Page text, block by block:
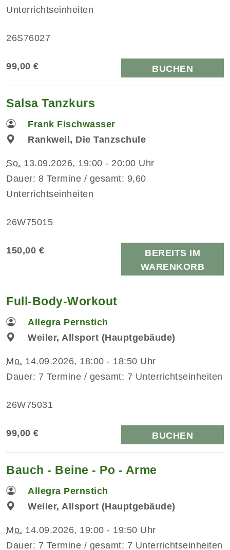
Unterrichtseinheiten
26S76027
99,00 € BUCHEN
Salsa Tanzkurs
Frank Fischwasser
Rankweil, Die Tanzschule
So. 13.09.2026, 19:00 - 20:00 Uhr
Dauer: 8 Termine / gesamt: 9,60
Unterrichtseinheiten
26W75015
150,00 €
BEREITS IM
WARENKORB
Full-Body-Workout
Allegra Pernstich
Weiler, Allsport (Hauptgebäude)
Mo. 14.09.2026, 18:00 - 18:50 Uhr
Dauer: 7 Termine / gesamt: 7 Unterrichtseinheiten
26W75031
99,00 € BUCHEN
Bauch - Beine - Po - Arme
Allegra Pernstich
Weiler, Allsport (Hauptgebäude)
Mo. 14.09.2026, 19:00 - 19:50 Uhr
Dauer: 7 Termine / gesamt: 7 Unterrichtseinheiten